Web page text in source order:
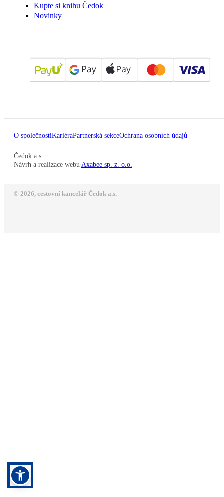
Kupte si knihu Čedok
Novinky
O společnostiKariéraPartnerská sekceOchrana osobních údajů
Čedok a.s
Návrh a realizace webu Axabee sp. z. o.o.
© 2026, cestovní kancelář Čedok a.s.